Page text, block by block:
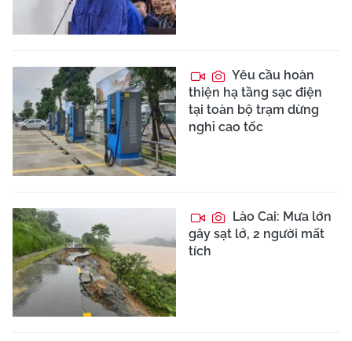
Yêu cầu hoàn
thiện hạ tầng sạc điện
tại toàn bộ trạm dừng
nghỉ cao tốc
Lào Cai: Mưa lớn
gây sạt lở, 2 người mất
tích